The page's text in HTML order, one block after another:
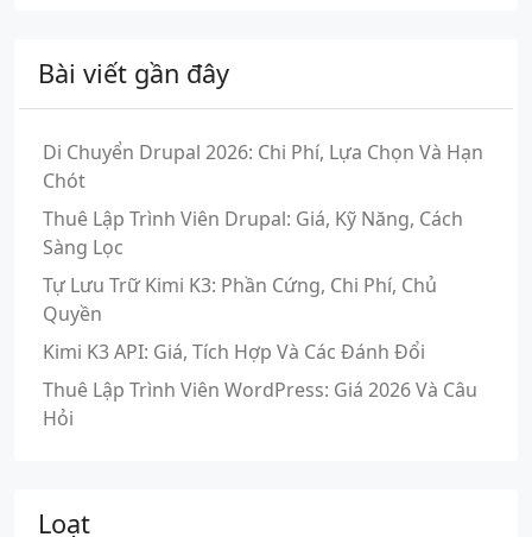
Bài viết gần đây
Di Chuyển Drupal 2026: Chi Phí, Lựa Chọn Và Hạn
Chót
Thuê Lập Trình Viên Drupal: Giá, Kỹ Năng, Cách
Sàng Lọc
Tự Lưu Trữ Kimi K3: Phần Cứng, Chi Phí, Chủ
Quyền
Kimi K3 API: Giá, Tích Hợp Và Các Đánh Đổi
Thuê Lập Trình Viên WordPress: Giá 2026 Và Câu
Hỏi
Loạt